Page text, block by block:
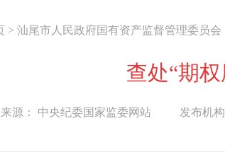
> 汕尾市人民政府国有资产监督管理委员会
查处“期
： 中央纪委国家监委网站 发布机构